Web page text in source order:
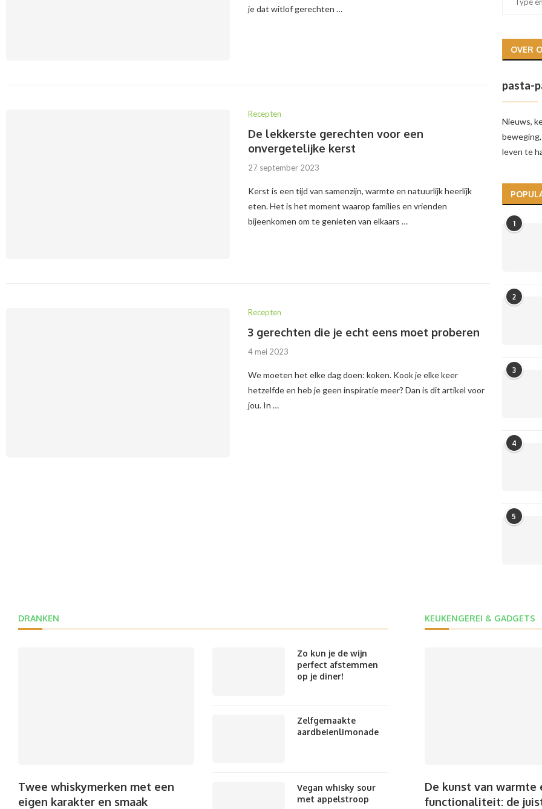
je dat witlof gerechten …
Recepten
De lekkerste gerechten voor een
onvergetelijke kerst
27 september 2023
Kerst is een tijd van samenzijn, warmte en natuurlijk heerlijk
eten. Het is het moment waarop families en vrienden
bijeenkomen om te genieten van elkaars …
Recepten
3 gerechten die je echt eens moet proberen
4 mei 2023
We moeten het elke dag doen: koken. Kook je elke keer
hetzelfde en heb je geen inspiratie meer? Dan is dit artikel voor
jou. In …
OVER
pasta-
Nieuws,
leven te
1
2
3
4
5
DRANKEN
Twee whiskymerken met een
eigen karakter en smaak
Zo kun je de wijn
perfect afstemmen
op je diner!
Zelfgemaakte
aardbeienlimonade
Vegan whisky sour
met appelstroop
KEUKENGEREI & GADGETS
De kunst van warmte
functionaliteit: de